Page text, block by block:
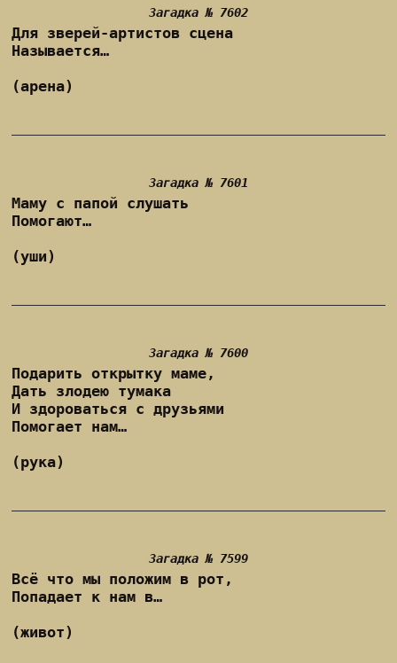
Загадка № 7602
Для зверей-артистов сцена
Называется…
(арена)
Загадка № 7601
Маму с папой слушать
Помогают…
(уши)
Загадка № 7600
Подарить открытку маме,
Дать злодею тумака
И здороваться с друзьями
Помогает нам…
(рука)
Загадка № 7599
Всё что мы положим в рот,
Попадает к нам в…
(живот)